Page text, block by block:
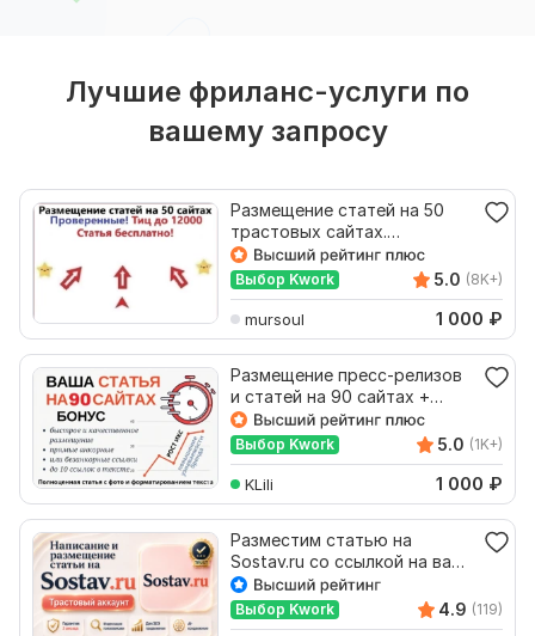
Лучшие фриланс-услуги по
вашему запросу
Размещение статей на 50
трастовых сайтах.
Естественные ссылки на
сайт
Выбор Kwork 5.0 (8K+)
mursoul 1 000 ₽
Размещение пресс-релизов
и статей на 90 сайтах +
бонус
Выбор Kwork 5.0 (1K+)
KLili 1 000 ₽
Разместим статью на
Sostav.ru со ссылкой на ваш
сайт. ИКС 2750, DR 65
Выбор Kwork 4.9 (119)